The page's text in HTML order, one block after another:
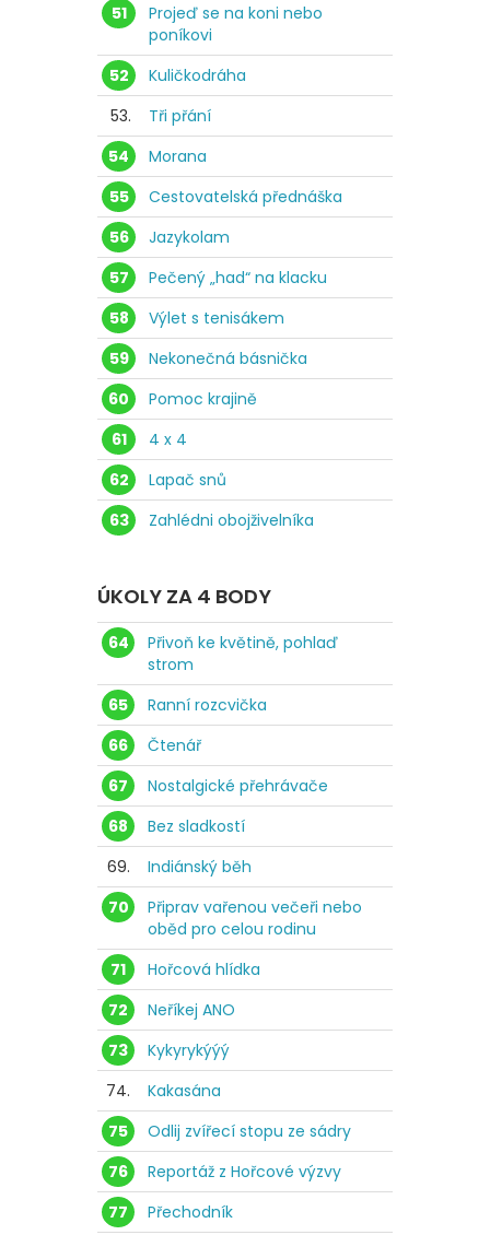
51
Projeď se na koni nebo
poníkovi
52
Kuličkodráha
53.
Tři přání
54
Morana
55
Cestovatelská přednáška
56
Jazykolam
57
Pečený „had“ na klacku
58
Výlet s tenisákem
59
Nekonečná básnička
60
Pomoc krajině
61
4 x 4
62
Lapač snů
63
Zahlédni obojživelníka
ÚKOLY ZA 4 BODY
64
Přivoň ke květině, pohlaď
strom
65
Ranní rozcvička
66
Čtenář
67
Nostalgické přehrávače
68
Bez sladkostí
69.
Indiánský běh
70
Připrav vařenou večeři nebo
oběd pro celou rodinu
71
Hořcová hlídka
72
Neříkej ANO
73
Kykyrykýýý
74.
Kakasána
75
Odlij zvířecí stopu ze sádry
76
Reportáž z Hořcové výzvy
77
Přechodník